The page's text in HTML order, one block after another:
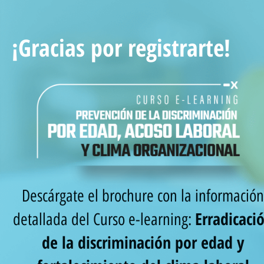
¡Gracias por registrarte!
Descárgate el brochure con la información
detallada del Curso e-learning:
de la discriminación por edad y